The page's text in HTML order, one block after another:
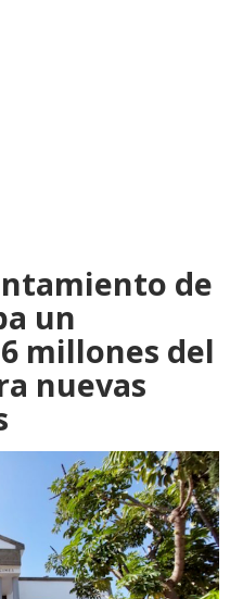
de
un
millones del
nuevas